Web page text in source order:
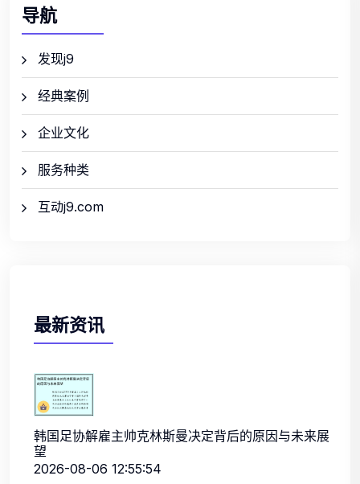
导航
发现j9
经典案例
企业文化
服务种类
互动j9.com
最新资讯
韩国足协解雇主帅克林斯曼决定背后的原因与未来展
望
2026-08-06 12:55:54